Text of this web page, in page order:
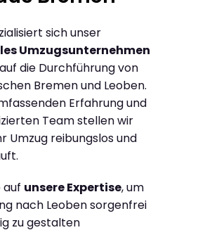
sich unser
Umzugsunternehmen
auf die Durchführung von
Bremen und Leoben.
Erfahrung und
Team stellen wir
Umzug reibungslos und
auf unsere Expertise, um
nach Leoben sorgenfrei
zu gestalten